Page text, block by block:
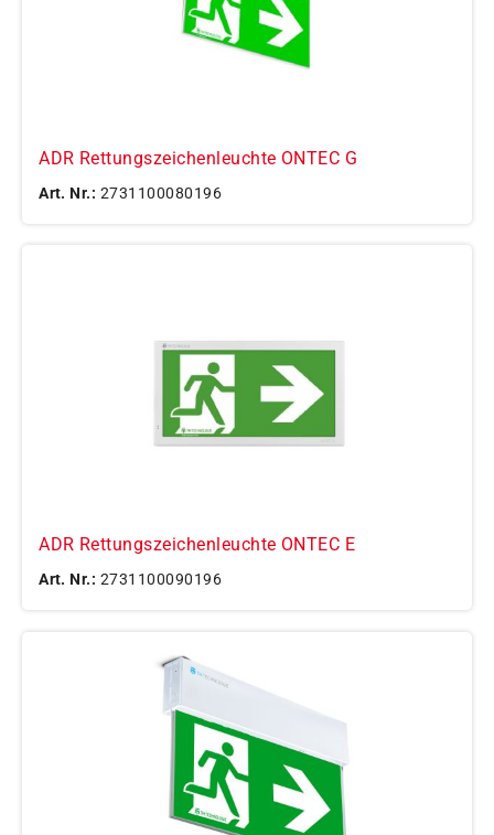
ADR Rettungszeichenleuchte ONTEC G
Art. Nr.: 2731100080196
ADR Rettungszeichenleuchte ONTEC E
Art. Nr.: 2731100090196